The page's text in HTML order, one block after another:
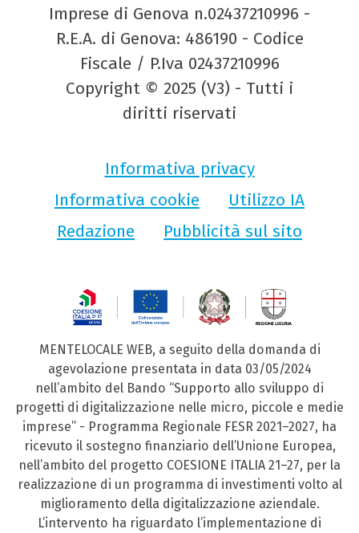
Imprese di Genova n.02437210996 -
R.E.A. di Genova: 486190 - Codice
Fiscale / P.Iva 02437210996
Copyright © 2025 (V3) - Tutti i
diritti riservati
Informativa privacy
Informativa cookie
Utilizzo IA
Redazione
Pubblicità sul sito
MENTELOCALE WEB, a seguito della domanda di
agevolazione presentata in data 03/05/2024
nell’ambito del Bando “Supporto allo sviluppo di
progetti di digitalizzazione nelle micro, piccole e medie
imprese” - Programma Regionale FESR 2021–2027, ha
ricevuto il sostegno finanziario dell’Unione Europea,
nell’ambito del progetto COESIONE ITALIA 21–27, per la
realizzazione di un programma di investimenti volto al
miglioramento della digitalizzazione aziendale.
L’intervento ha riguardato l’implementazione di